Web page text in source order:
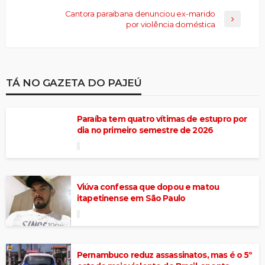
Cantora paraibana denunciou ex-marido
por violência doméstica
TÁ NO GAZETA DO PAJEÚ
Paraíba tem quatro vítimas de estupro por
dia no primeiro semestre de 2026
Viúva confessa que dopou e matou
itapetinense em São Paulo
Pernambuco reduz assassinatos, mas é o 5º